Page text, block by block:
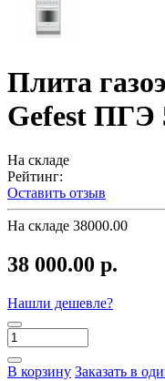
Плита
Gefest ПГЭ
На складе
Рейтинг:
Оставить отзыв
На складе 38000.00
38 000.00 р.
Нашли дешевле?
В корзину Заказать в